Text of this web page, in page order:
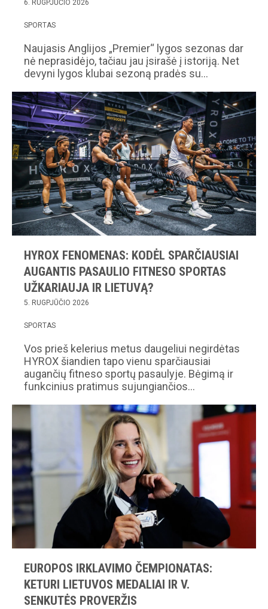
6. RUGPJŪČIO 2026
SPORTAS
Naujasis Anglijos „Premier“ lygos sezonas dar
nė neprasidėjo, tačiau jau įsirašė į istoriją. Net
devyni lygos klubai sezoną pradės su…
HYROX FENOMENAS: KODĖL SPARČIAUSIAI
AUGANTIS PASAULIO FITNESO SPORTAS
UŽKARIAUJA IR LIETUVĄ?
5. RUGPJŪČIO 2026
SPORTAS
Vos prieš kelerius metus daugeliui negirdėtas
HYROX šiandien tapo vienu sparčiausiai
augančių fitneso sportų pasaulyje. Bėgimą ir
funkcinius pratimus sujungiančios…
EUROPOS IRKLAVIMO ČEMPIONATAS:
KETURI LIETUVOS MEDALIAI IR V.
SENKUTĖS PROVERŽIS